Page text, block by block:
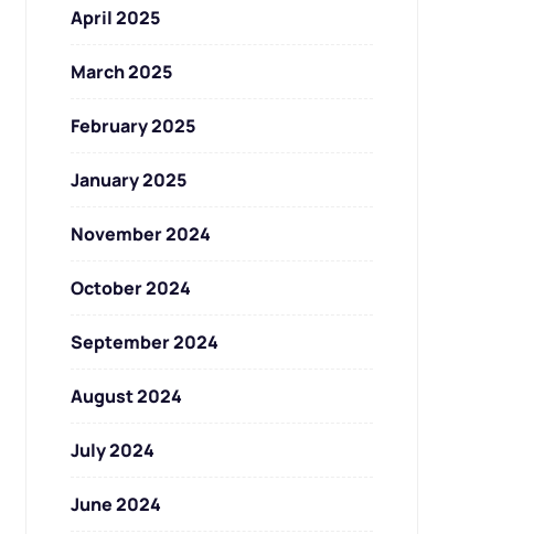
April 2025
March 2025
February 2025
January 2025
November 2024
October 2024
September 2024
August 2024
July 2024
June 2024